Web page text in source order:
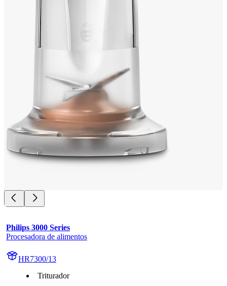
Philips 3000 Series
Procesadora de alimentos
HR7300/13
Triturador